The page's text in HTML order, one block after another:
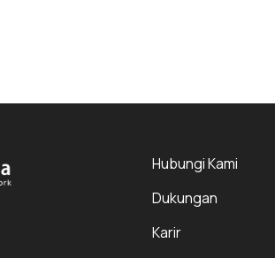
Hubungi Kami
Dukungan
Karir